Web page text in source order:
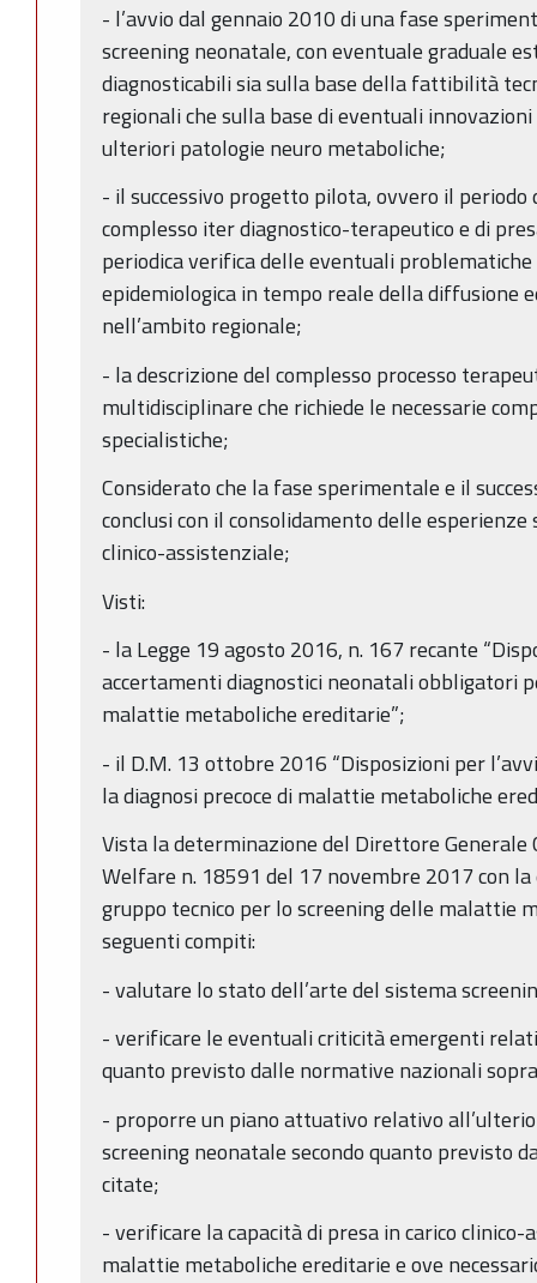
- l’avvio dal gennaio 2010 di una fase
screening neonatale, con eventuale graduale
diagnosticabili sia sulla base della fattibilità
regionali che sulla base di eventuali
ulteriori patologie neuro metaboliche;
- il successivo progetto pilota, ovvero il
complesso iter diagnostico-terapeutico e di
periodica verifica delle eventuali
epidemiologica in tempo reale della diffusione
nell’ambito regionale;
- la descrizione del complesso processo
multidisciplinare che richiede le necessarie
specialistiche;
Considerato che la fase sperimentale e il
conclusi con il consolidamento delle
clinico-assistenziale;
Visti:
- la Legge 19 agosto 2016, n. 167 recante
accertamenti diagnostici neonatali obbligatori
malattie metaboliche ereditarie”;
- il D.M. 13 ottobre 2016 “Disposizioni per
la diagnosi precoce di malattie metaboliche
Vista la determinazione del Direttore Generale
Welfare n. 18591 del 17 novembre 2017 con
gruppo tecnico per lo screening delle malattie
seguenti compiti:
- valutare lo stato dell’arte del sistema
- verificare le eventuali criticità emergenti
quanto previsto dalle normative nazionali
- proporre un piano attuativo relativo
screening neonatale secondo quanto previsto
citate;
- verificare la capacità di presa in carico
malattie metaboliche ereditarie e ove